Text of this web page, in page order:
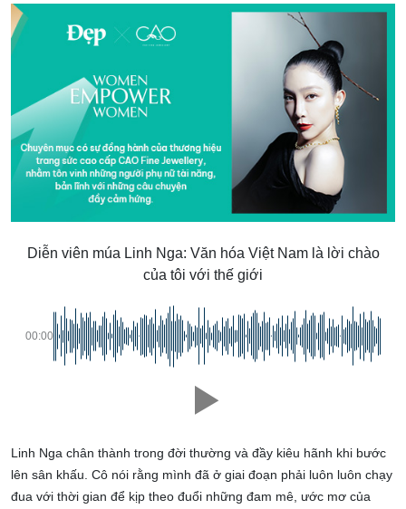
Diễn viên múa Linh Nga: Văn hóa Việt Nam là lời chào
của tôi với thế giới
00:00
Linh Nga chân thành trong đời thường và đầy kiêu hãnh khi bước
lên sân khấu. Cô nói rằng mình đã ở giai đoạn phải luôn luôn chạy
đua với thời gian để kịp theo đuổi những đam mê, ước mơ của